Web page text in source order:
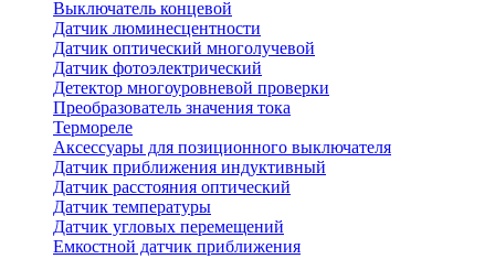
Выключатель концевой
Датчик люминесцентности
Датчик оптический многолучевой
Датчик фотоэлектрический
Детектор многоуровневой проверки
Преобразователь значения тока
Термореле
Аксессуары для позиционного выключателя
Датчик приближения индуктивный
Датчик расстояния оптический
Датчик температуры
Датчик угловых перемещений
Емкостной датчик приближения